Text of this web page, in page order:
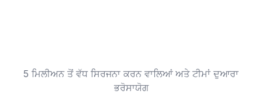
5 ਮਿਲੀਅਨ ਤੋਂ ਵੱਧ ਸਿਰਜਨਾ ਕਰਨ ਵਾਲਿਆਂ ਅਤੇ ਟੀਮਾਂ ਦੁਆਰਾ
ਭਰੋਸਾਯੋਗ